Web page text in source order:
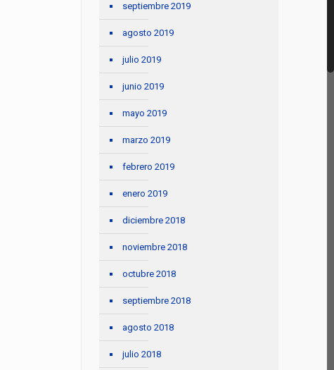
septiembre 2019
agosto 2019
julio 2019
junio 2019
mayo 2019
marzo 2019
febrero 2019
enero 2019
diciembre 2018
noviembre 2018
octubre 2018
septiembre 2018
agosto 2018
julio 2018